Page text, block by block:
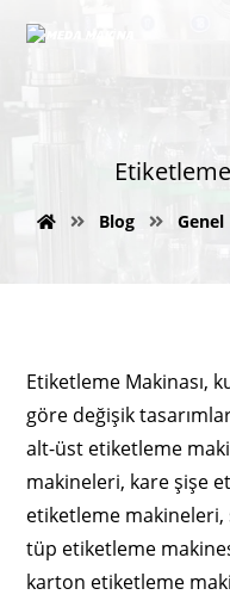
Blog Genel
Etiketleme Makinası,
göre değişik
alt-üst etiketleme
makineleri, kare şişe
etiketleme
tüp etiketleme
karton etiketleme